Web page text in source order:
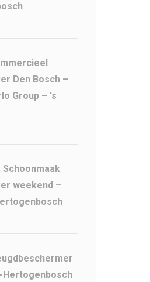
Den Bosch –
Group – 's
Schoonmaak
weekend –
Hertogenbosch